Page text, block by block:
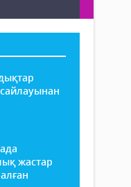
жастар